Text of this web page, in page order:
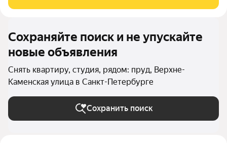
необходимым для полноценного проживания как на короткий
Сохраняйте поиск и не упускайте
новые объявления
Снять квартиру, студия, рядом: пруд, Верхне-
Каменская улица в Санкт-Петербурге
Сохранить поиск